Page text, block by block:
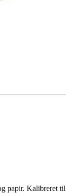
papir. Kalibreret